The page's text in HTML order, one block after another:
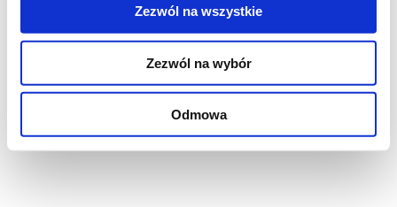
Zezwól na wszystkie
Zezwól na wybór
Odmowa